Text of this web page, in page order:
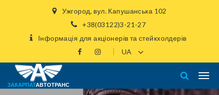
Ужгород, вул. Капушанська 102
+38(03122)3-21-27
Інформація для акціонерів та стейкхолдерів
ЗАКАРПАТАВТОТРАНС